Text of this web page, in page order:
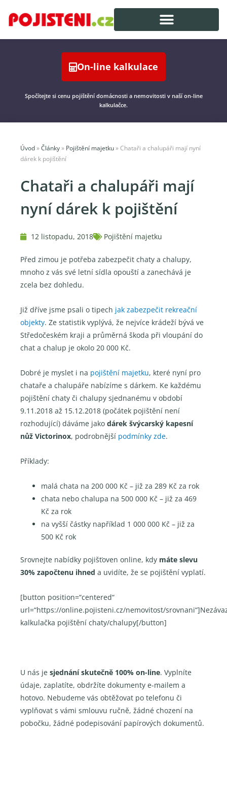
On-line kalkulace
Spočítejte si cenu pojištění domácnosti a nemovitosti v naší on-line
kalkulačce.
Úvod » Články » Pojištění majetku » Chataři a chalupáři mají nyní
dárek k pojištění
Chataři a chalupáři mají
nyní dárek k pojištění
12 listopadu, 2018 Pojištění majetku
Před zimou je potřeba zabezpečit chaty a chalupy,
mnoho z vás své letní sídla opouští a zanechává je
zcela bez dohledu.
Již dříve jsme psali o tipech jak zabezpečit rekreační
objekty. Ze statistik vyplývá, že nejvíce krádeží bývá ve
Středočeském kraji a průměrná škoda při vloupání do
chat a chalup je okolo 20 000 Kč.
Dobré je myslet i na pojištění majetku, které nyní pro
chataře a chalupáře nabízíme s dárkem. Ke každému
pojištění chaty či chalupy sjednanému v období
9.11.2018 až 15.12.2018 (počátek pojištění není
rozhodující) dáváme jako dárek švýcarský kapesní
nůž Victorinox, podrobnější podmínky zde.
Příklady:
malá chata na 200 000 Kč – již za 289 Kč za rok
chata nebo chalupa na 500 000 Kč – již za 469
Kč za rok
na vyšší částky například 1 000 000 Kč – již za
500 Kč rok
Srovnejte nabídky pojišťoven online, kdy máte slevu
30% započtenu ihned a uvidíte, že se pojištění vyplatí.
[button position=“centered“
url=“https://online.pojisteni.cz/nemovitost/
kalkulačka pojištění chaty/chalupy[/button]
U nás je sjednání skutečně 100% on-line. Vyplníte
údaje, zaplatíte, obdržíte dokumenty e-mailem a
hotovo. Nebudeme vás obtěžovat po telefonu či
vyplňovat s vámi smlouvu ručně, žádné chození na
pobočku, žádné podepisování papírových dokumentů.